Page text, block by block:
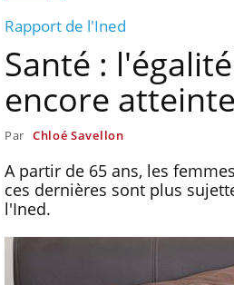
Rapport de l'Ined
Santé :
encore atteinte
Par Chloé Savellon
A partir de 65 ans, les
ces dernières sont plus
l'Ined.